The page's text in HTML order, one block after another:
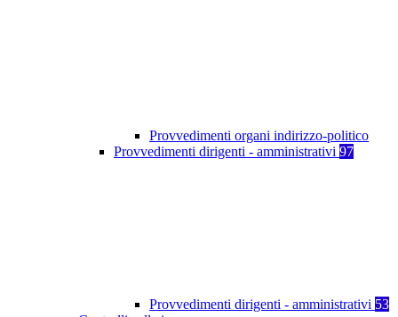
Provvedimenti organi indirizzo-politico
Provvedimenti dirigenti - amministrativi 97
Provvedimenti dirigenti - amministrativi 53